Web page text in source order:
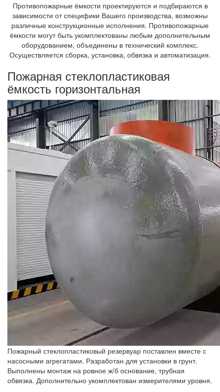
Противопожарные ёмкости проектируются и подбираются в
зависимости от специфики Вашего производства, возможны
различные конструкционные исполнения. Противопожарные
ёмкости могут быть укомплектованы любым дополнительным
оборудованием, объединены в технический комплекс.
Осуществляется сборка, установка, обвязка и автоматизация.
Пожарная стеклопластиковая
ёмкость горизонтальная
Пожарный стеклопластиковый резервуар поставлен вместе с
насосными агрегатами. Разработан для установки в грунт.
Выполнены монтаж на ровное ж/б основание, трубная
обвязка. Дополнительно укомплектован измерителями уровня.